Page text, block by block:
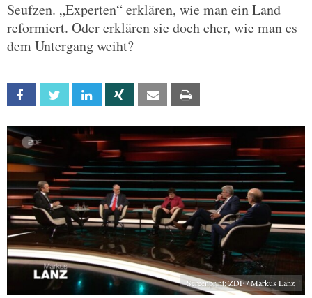
Seufzen. „Experten“ erklären, wie man ein Land
reformiert. Oder erklären sie doch eher, wie man es
dem Untergang weiht?
Facebook Twitter Linkedin Xing Email
Screenprint: ZDF / Markus Lanz